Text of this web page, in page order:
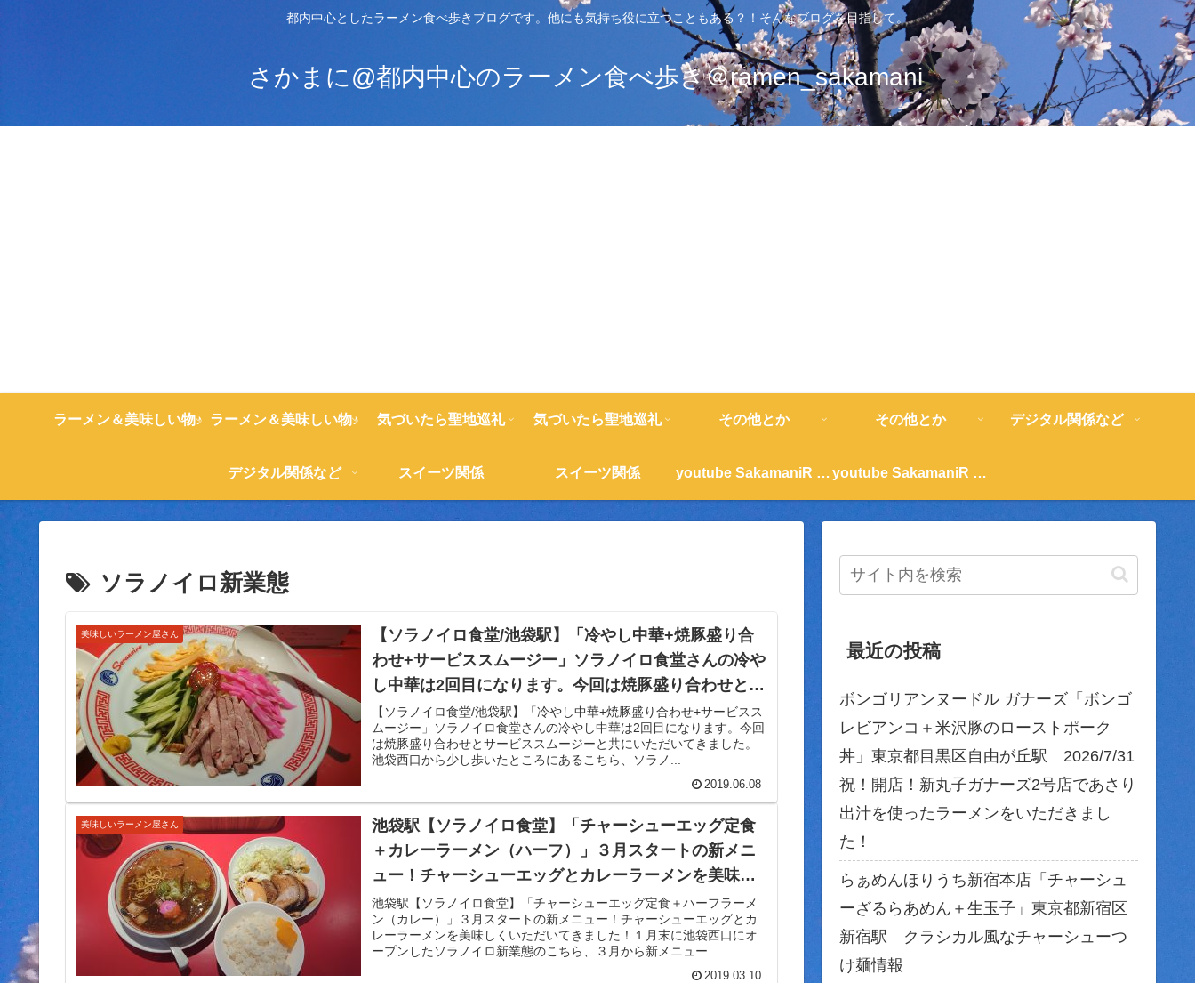
都内中心としたラーメン食べ歩きブログです。他にも気持ち役に立つこともある？！そんなブログを目指して。
さかまに@都内中心のラーメン食べ歩き＠ramen_sakamani
ラーメン＆美味しい物♪ ラーメン＆美味しい物♪ 気づいたら聖地巡礼 気づいたら聖地巡礼 その他とか その他とか デジタル関係など
デジタル関係など スイーツ関係 スイーツ関係 youtube SakamaniR 紹介 youtube SakamaniR 紹介
ソラノイロ新業態
美味しいラーメン屋さん
【ソラノイロ食堂/池袋駅】「冷やし中華+焼豚盛り合
わせ+サービススムージー」ソラノイロ食堂さんの冷や
し中華は2回目になります。今回は焼豚盛り合わせとサ
ービススムージーと共にいただいてきました。
【ソラノイロ食堂/池袋駅】「冷やし中華+焼豚盛り合わせ+サービスス
ムージー」ソラノイロ食堂さんの冷やし中華は2回目になります。今回
は焼豚盛り合わせとサービススムージーと共にいただいてきました。
池袋西口から少し歩いたところにあるこちら、ソラノ...
2019.06.08
美味しいラーメン屋さん
池袋駅【ソラノイロ食堂】「チャーシューエッグ定食
＋カレーラーメン（ハーフ）」３月スタートの新メニ
ュー！チャーシューエッグとカレーラーメンを美味し
くいただいてきました！
池袋駅【ソラノイロ食堂】「チャーシューエッグ定食＋ハーフラーメ
ン（カレー）」３月スタートの新メニュー！チャーシューエッグとカ
レーラーメンを美味しくいただいてきました！１月末に池袋西口にオ
ープンしたソラノイロ新業態のこちら、３月から新メニュー...
2019.03.10
最近の投稿
ボンゴリアンヌードル ガナーズ「ボンゴ
レビアンコ＋米沢豚のローストポーク
丼」東京都目黒区自由が丘駅 2026/7/31
祝！開店！新丸子ガナーズ2号店であさり
出汁を使ったラーメンをいただきまし
た！
らぁめんほりうち新宿本店「チャーシュ
ーざるらあめん＋生玉子」東京都新宿区
新宿駅 クラシカル風なチャーシューつ
け麺情報